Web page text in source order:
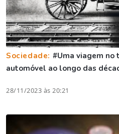
Sociedade: #Uma viagem no
automóvel ao longo das
28/11/2023 às 20:21